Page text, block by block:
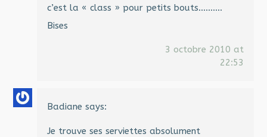
c’est la « class » pour petits bouts……….
Bises
3 octobre 2010 at
22:53
Badiane says:
Je trouve ses serviettes absolument